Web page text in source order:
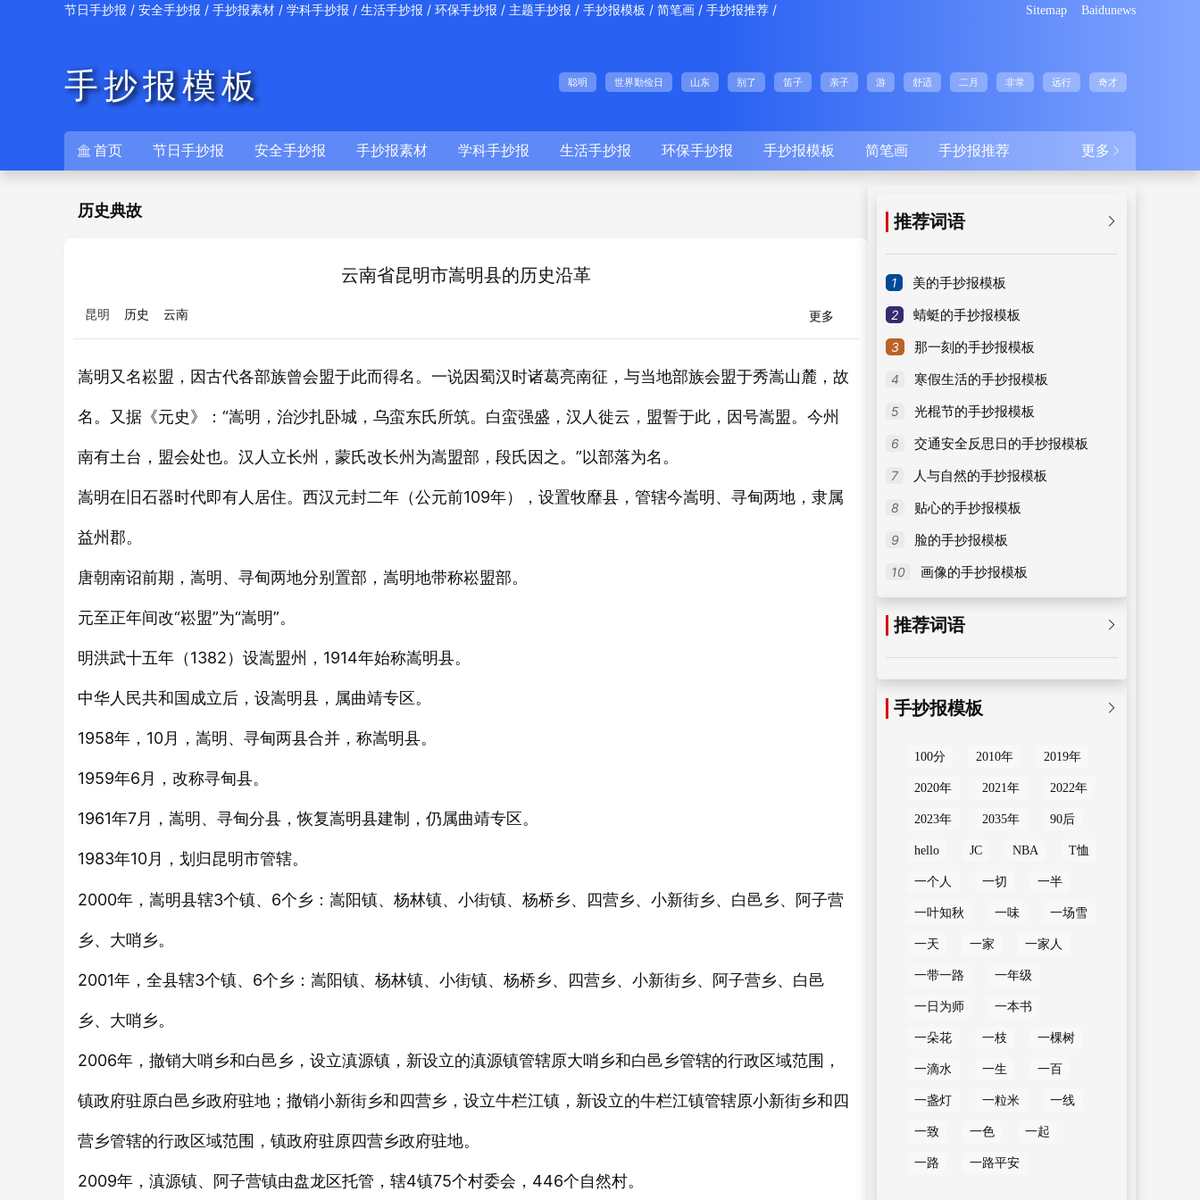
节日手抄报 / 安全手抄报 / 手抄报素材 / 学科手抄报 / 生活手抄报 / 环保手抄报 / 主题手抄报 / 手抄报模板 / 简笔画 / 手抄报推荐 / Sitemap Baidunews
手抄报模板 聪明 世界勤俭日 山东 别了 笛子 亲子 游 舒适 二月 非常 远行 奇才
更多 
 首页 节日手抄报 安全手抄报 手抄报素材 学科手抄报 生活手抄报 环保手抄报 手抄报模板 简笔画 手抄报推荐
历史典故
云南省昆明市嵩明县的历史沿革
更多
昆明 历史 云南
嵩明又名崧盟，因古代各部族曾会盟于此而得名。一说因蜀汉时诸葛亮南征，与当地部族会盟于秀嵩山麓，故
名。又据《元史》：“嵩明，治沙扎卧城，乌蛮东氏所筑。白蛮强盛，汉人徙云，盟誓于此，因号嵩盟。今州
南有土台，盟会处也。汉人立长州，蒙氏改长州为嵩盟部，段氏因之。”以部落为名。
嵩明在旧石器时代即有人居住。西汉元封二年（公元前109年），设置牧靡县，管辖今嵩明、寻甸两地，隶属
益州郡。
唐朝南诏前期，嵩明、寻甸两地分别置部，嵩明地带称崧盟部。
元至正年间改“崧盟”为“嵩明”。
明洪武十五年（1382）设嵩盟州，1914年始称嵩明县。
中华人民共和国成立后，设嵩明县，属曲靖专区。
1958年，10月，嵩明、寻甸两县合并，称嵩明县。
1959年6月，改称寻甸县。
1961年7月，嵩明、寻甸分县，恢复嵩明县建制，仍属曲靖专区。
1983年10月，划归 昆明市管辖。
2000年，嵩明县辖3个镇、6个乡：嵩阳镇、杨林镇、小街镇、杨桥乡、四营乡、小新街乡、白邑乡、阿子营
乡、大哨乡。
2001年，全县辖3个镇、6个乡：嵩阳镇、杨林镇、小街镇、杨桥乡、四营乡、小新街乡、阿子营乡、白邑
乡、大哨乡。
2006年，撤销大哨乡和白邑乡，设立滇源镇，新设立的滇源镇管辖原大哨乡和白邑乡管辖的行政区域范围，
镇政府驻原白邑乡政府驻地；撤销小新街乡和四营乡，设立牛栏江镇，新设立的牛栏江镇管辖原小新街乡和四
营乡管辖的行政区域范围，镇政府驻原四营乡政府驻地。
2009年，滇源镇、阿子营镇由盘龙区托管，辖4镇75个村委会，446个自然村。

推荐词语
1 美的手抄报模板
2 蜻蜓的手抄报模板
3 那一刻的手抄报模板
4 寒假生活的手抄报模板
5 光棍节的手抄报模板
6 交通安全反思日的手抄报模板
7 人与自然的手抄报模板
8 贴心的手抄报模板
9 脸的手抄报模板
10 画像的手抄报模板

推荐词语

手抄报模板
100分 2010年 2019年
2020年 2021年 2022年
2023年 2035年 90后
hello JC NBA T恤
一个人 一切 一半
一叶知秋 一味 一场雪
一天 一家 一家人
一带一路 一年级
一日为师 一本书
一朵花 一枝 一棵树
一滴水 一生 一百
一盏灯 一粒米 一线
一致 一色 一起
一路 一路平安